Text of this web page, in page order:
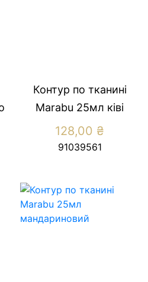
Контур по тканині
Marabu 25мл ківі
128,00 ₴
91039561